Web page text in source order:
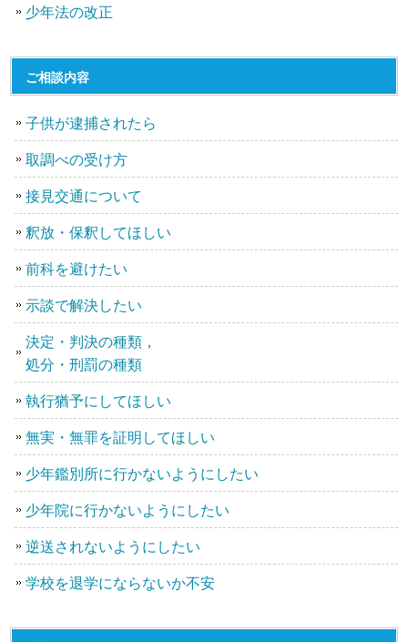
少年法の改正
ご相談内容
子供が逮捕されたら
取調べの受け方
接見交通について
釈放・保釈してほしい
前科を避けたい
示談で解決したい
決定・判決の種類，
処分・刑罰の種類
執行猶予にしてほしい
無実・無罪を証明してほしい
少年鑑別所に行かないようにしたい
少年院に行かないようにしたい
逆送されないようにしたい
学校を退学にならないか不安